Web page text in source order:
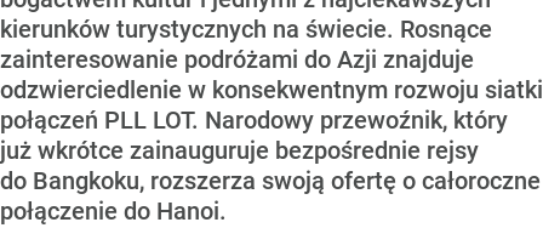
kierunków turystycznych na świecie. Rosnące
zainteresowanie podróżami do Azji znajduje
odzwierciedlenie w konsekwentnym rozwoju siatki
połączeń PLL LOT. Narodowy przewoźnik, który
już wkrótce zainauguruje bezpośrednie rejsy
do Bangkoku, rozszerza swoją ofertę o całoroczne
połączenie do Hanoi.